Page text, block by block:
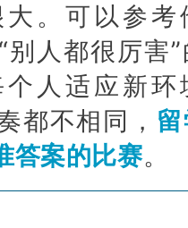
。可以参考
别人都很厉害
人适应新环
都不相同，
答案的比赛。